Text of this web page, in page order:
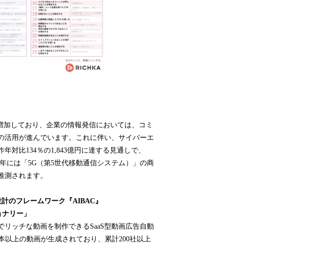
しており、企業の情報発信においては、コミ
用が進んでいます。これに伴い、サイバーエ
対比134％の1,843億円に達する見通しで、
には「5G（第5世代移動通信システム）」の商
されます。
のフレームワーク『AIBAC』
リー」
ッチな動画を制作できるSaaS型動画広告自動
以上の動画が生成されており、累計200社以上